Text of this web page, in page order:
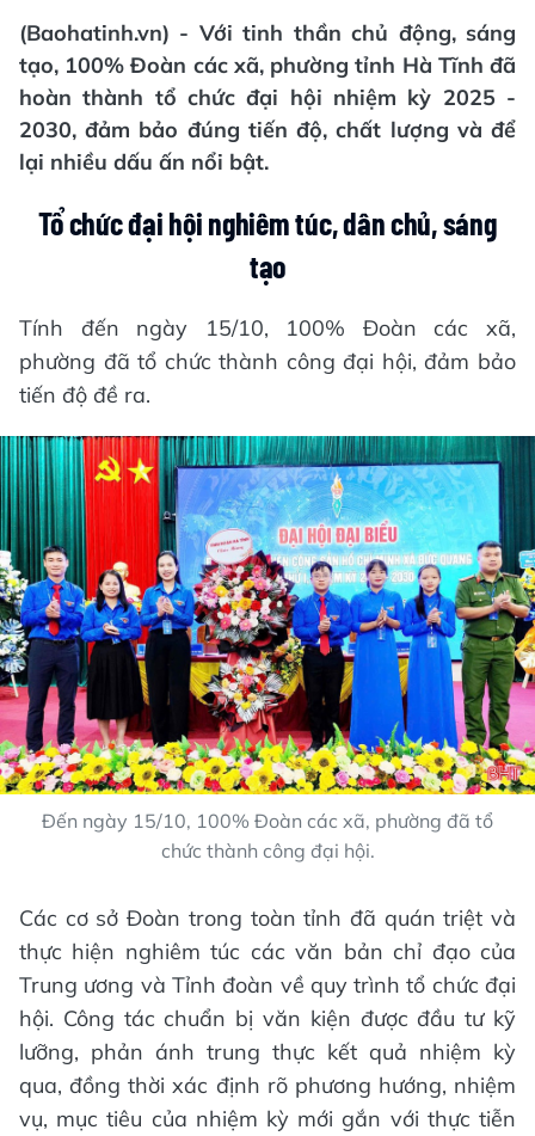
(Baohatinh.vn) - Với tinh thần chủ động, sáng
tạo, 100% Đoàn các xã, phường tỉnh Hà Tĩnh đã
hoàn thành tổ chức đại hội nhiệm kỳ 2025 -
2030, đảm bảo đúng tiến độ, chất lượng và để
lại nhiều dấu ấn nổi bật.
Tổ chức đại hội nghiêm túc, dân chủ, sáng
tạo
Tính đến ngày 15/10, 100% Đoàn các xã,
phường đã tổ chức thành công đại hội, đảm bảo
tiến độ đề ra.
Đến ngày 15/10, 100% Đoàn các xã, phường đã tổ
chức thành công đại hội.
Các cơ sở Đoàn trong toàn tỉnh đã quán triệt và
thực hiện nghiêm túc các văn bản chỉ đạo của
Trung ương và Tỉnh đoàn về quy trình tổ chức đại
hội. Công tác chuẩn bị văn kiện được đầu tư kỹ
lưỡng, phản ánh trung thực kết quả nhiệm kỳ
qua, đồng thời xác định rõ phương hướng, nhiệm
vụ, mục tiêu của nhiệm kỳ mới gắn với thực tiễn